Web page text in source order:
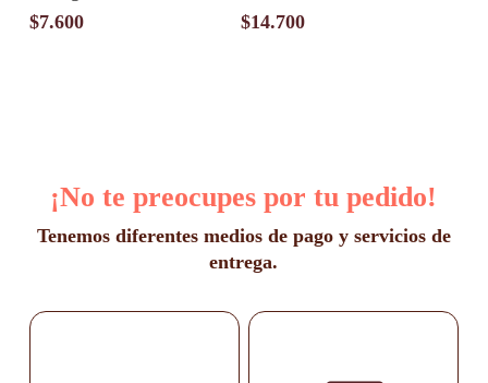
$7.600 $14.700
¡No te preocupes por tu pedido!
Tenemos diferentes medios de pago y servicios de
entrega.